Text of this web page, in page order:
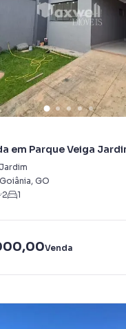
em Parque Veiga
, GO
2 1
Venda